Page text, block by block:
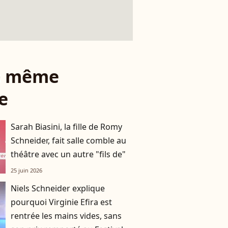
même
Sarah Biasini, la fille de Romy
Schneider, fait salle comble au
théâtre avec un autre "fils de"
25 juin 2026
Niels Schneider explique
pourquoi Virginie Efira est
rentrée les mains vides, sans